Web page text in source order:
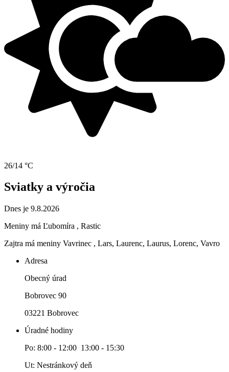
26/14 °C
Sviatky a výročia
Dnes je 9.8.2026
Meniny má Ľubomíra , Rastic
Zajtra má meniny Vavrinec , Lars, Laurenc, Laurus, Lorenc, Vavro
Adresa
Obecný úrad
Bobrovec 90
03221 Bobrovec
Úradné hodiny
Po: 8:00 - 12:00 13:00 - 15:30
Ut: Nestránkový deň